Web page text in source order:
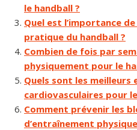
le handball ?
Quel est l’importance
pratique du handball ?
Combien de fois par
physiquement pour le
Quels sont les meilleurs
cardiovasculaires pour
Comment prévenir les
d’entraînement